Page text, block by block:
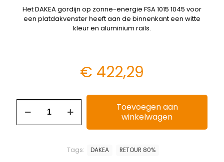
Het DAKEA gordijn op zonne-energie FSA 1015 1045 voor
een platdakvenster heeft aan de binnenkant een witte
kleur en aluminium rails.
€ 422,29
Toevoegen aan
winkelwagen
Tags: DAKEA RETOUR 80%